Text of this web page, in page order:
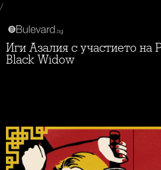
/
Иги Азалия с участието на Рита Ора - The
Black Widow